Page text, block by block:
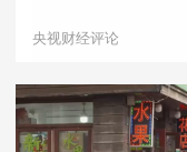
央视财经评论